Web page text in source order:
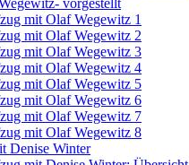
vorgestellt
mit Olaf Wegewitz 1
mit Olaf Wegewitz 2
mit Olaf Wegewitz 3
mit Olaf Wegewitz 4
mit Olaf Wegewitz 5
mit Olaf Wegewitz 6
mit Olaf Wegewitz 7
mit Olaf Wegewitz 8
Denise Winter